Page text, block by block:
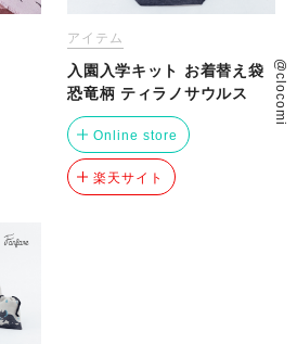
アイテム
入園入学キット お着替え袋
恐竜柄 ティラノサウルス
Online store
楽天サイト
@clocomi